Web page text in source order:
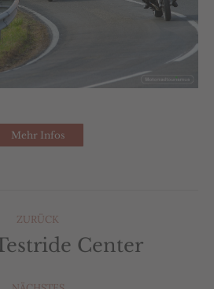
Mehr Infos
ZURÜCK
VorherigesCenter